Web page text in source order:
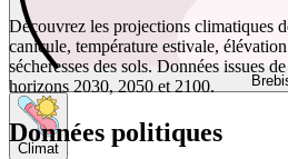
Climat
Découvrez les projections climatiques
canicule, température estivale,
sécheresses des sols. Données issues
horizons 2030, 2050 et 2100.
Données politiques